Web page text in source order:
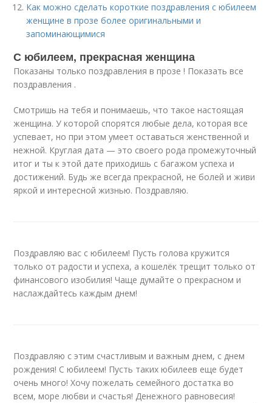
Как можно сделать короткие поздравления с юбилеем
женщине в прозе более оригинальными и
запоминающимися
С юбилеем, прекрасная женщина
Показаны только поздравления в прозе ! Показать все
поздравления .
Смотришь на тебя и понимаешь, что такое настоящая
женщина. У которой спорятся любые дела, которая все
успевает, но при этом умеет оставаться женственной и
нежной. Круглая дата — это своего рода промежуточный
итог и ты к этой дате приходишь с багажом успеха и
достижений. Будь же всегда прекрасной, не болей и живи
яркой и интересной жизнью. Поздравляю.
Поздравляю вас с юбилеем! Пусть голова кружится
только от радости и успеха, а кошелёк трещит только от
финансового изобилия! Чаще думайте о прекрасном и
наслаждайтесь каждым днем!
Поздравляю с этим счастливым и важным днем, с днем
рождения! С юбилеем! Пусть таких юбилеев еще будет
очень много! Хочу пожелать семейного достатка во
всем, море любви и счастья! Денежного равновесия!